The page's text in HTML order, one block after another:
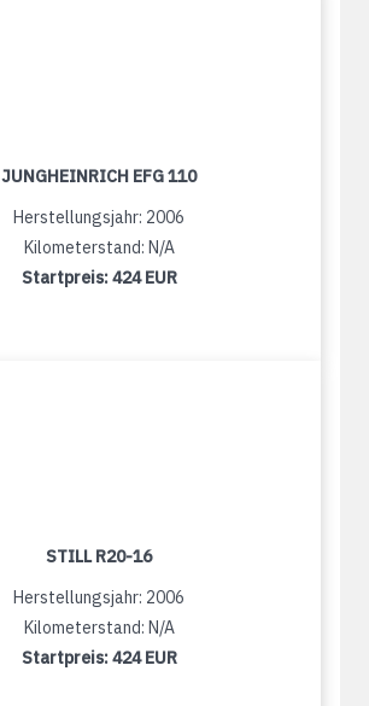
JUNGHEINRICH EFG 110
Herstellungsjahr: 2006
Kilometerstand: N/A
Startpreis:424 EUR
STILL R20-16
Herstellungsjahr: 2006
Kilometerstand: N/A
Startpreis:424 EUR